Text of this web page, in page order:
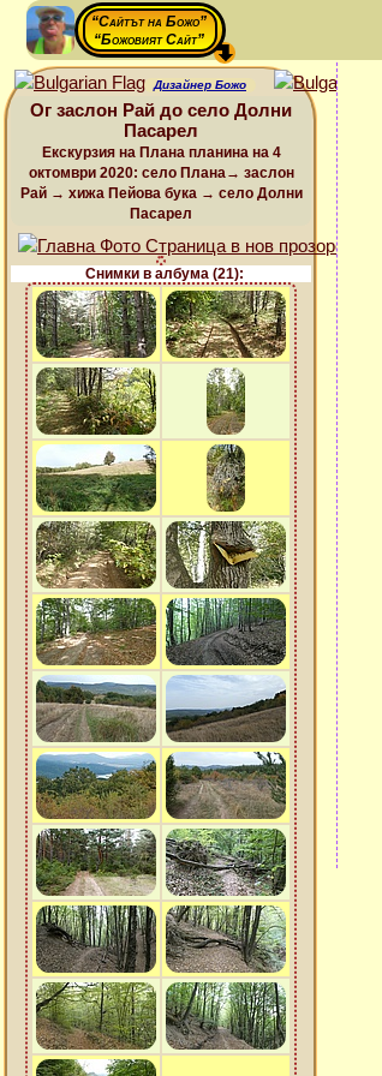
“Сайтът на Божо”
“Божовият Сайт”
Дизайнер Божо
Ог заслон Рай до село Долни
Пасарел
Екскурзия на Плана планина на 4
октомври 2020: село Плана→ заслон
Рай → хижа Пейова бука → село Долни
Пасарел
Снимки в албума (21):